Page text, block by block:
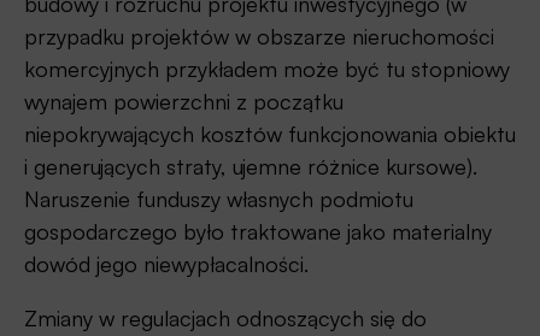
przypadku projektów w obszarze nieruchomości
komercyjnych przykładem może być tu stopniowy
wynajem powierzchni z początku
niepokrywających kosztów funkcjonowania obiektu
i generujących straty, ujemne różnice kursowe).
Naruszenie funduszy własnych podmiotu
gospodarczego było traktowane jako materialny
dowód jego niewypłacalności.
Zmiany w regulacjach odnoszących się do